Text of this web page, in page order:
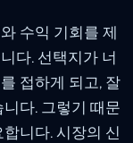
수익 기회를 제
다. 선택지가 너
접하게 되고, 잘
다. 그렇기 때문
니다. 시장의 신